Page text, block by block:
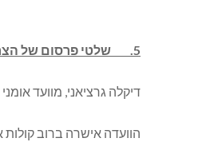
5. שלטי פרסום של הצריף הירוק
דיקלה גרציאני, מוועד
הוועדה אישרה ברוב